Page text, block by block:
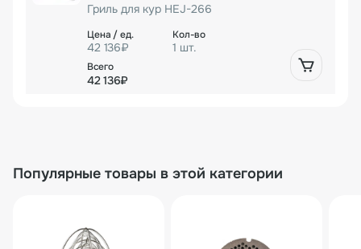
Гриль для кур HEJ-266
42 136₽ 1 шт.
42 136₽
Популярные товары в этой категории